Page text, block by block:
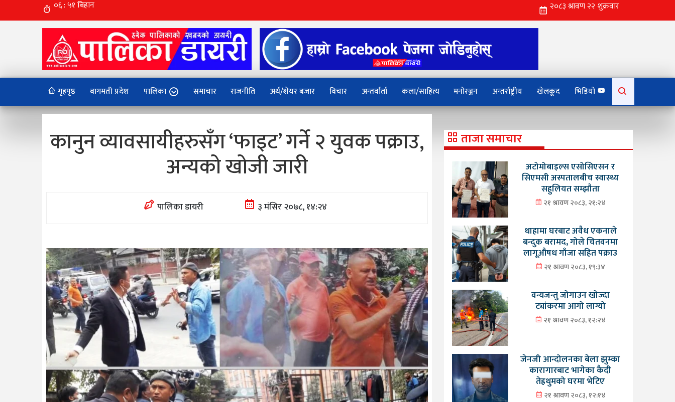
गृहपृष्ठ बागमती प्रदेश पालिका समाचार राजनीति अर्थ/शेयर बजार विचार अन्तर्वार्ता कला/साहित्य मनोरञ्जन अन्तर्राष्ट्रीय खेलकूद भिडियो
for:
कानुन व्यावसायीहरुसँग ‘फाइट’ गर्ने २ युवक पक्राउ,
अन्यको खोजी जारी
पालिका डायरी ३ मंसिर २०७८, १४:२४
ताजा समाचार
अटोमोबाइल्स एसोसिएसन र
सिएमसी अस्पतालबीच स्वास्थ्य
सहुलियत सम्झौता
२१ श्रावण २०८३, २१:२४
थाहामा घरबाट अवैध एकनाले
बन्दुक बरामद, गोले चितवनमा
लागूऔषध गाँजा सहित पक्राउ
२१ श्रावण २०८३, १९:३४
वन्यजन्तु जोगाउन खोज्दा
ट्यांकरमा आगो लाग्यो
२१ श्रावण २०८३, १२:२४
जेनजी आन्दोलनका बेला झुम्का
कारागारबाट भागेका कैदी
तेह्रथुमको घरमा भेटिए
२१ श्रावण २०८३, १२:१४